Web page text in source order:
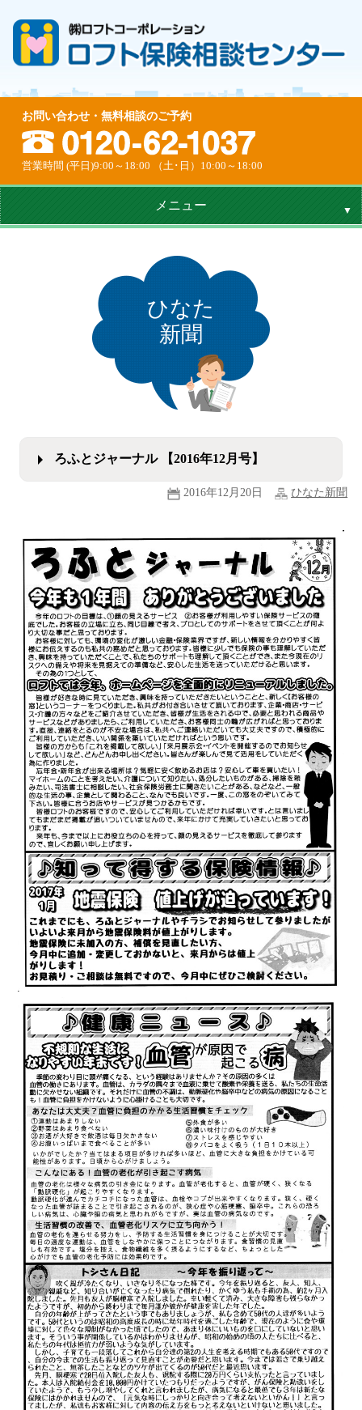
お問い合わせ・無料相談のご予約
営業時間 (平日)9:00～18:00 （土･日）10:00～18:00
メニュー
ひなた
新聞
ろふとジャーナル 【2016年12月号】
2016年12月20日 ひなた新聞